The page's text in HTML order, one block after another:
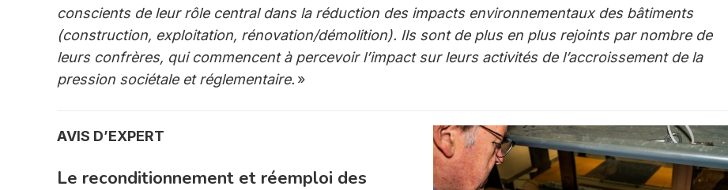
conscients de leur rôle central dans la réduction des impacts environnementaux des bâtiments
(construction, exploitation, rénovation/démolition). Ils sont de plus en plus rejoints par nombre de
leurs confrères, qui commencent à percevoir l’impact sur leurs activités de l’accroissement de la
pression sociétale et réglementaire. »
AVIS D’EXPERT
Le reconditionnement et réemploi des